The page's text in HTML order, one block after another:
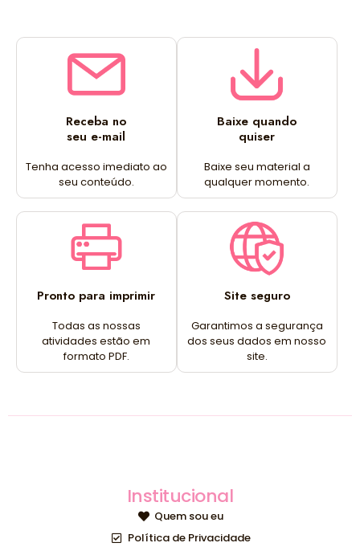
Receba no
seu e-mail
Tenha acesso imediato ao
seu conteúdo.
Baixe quando
quiser
Baixe seu material a
qualquer momento.
Pronto para imprimir
Todas as nossas
atividades estão em
formato PDF.
Site seguro
Garantimos a segurança
dos seus dados em nosso
site.
Institucional
Quem sou eu
Política de Privacidade